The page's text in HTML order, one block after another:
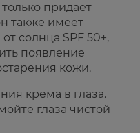
придает
также имеет
солнца SPF 50+,
появление
кожи.
крема в глаза.
глаза чистой